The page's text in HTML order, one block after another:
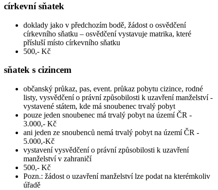
církevní sňatek
doklady jako v předchozím bodě, žádost o osvědčení
církevního sňatku – osvědčení vystavuje matrika, které
přísluší místo církevního sňatku
500,- Kč
sňatek s cizincem
občanský průkaz, pas, event. průkaz pobytu cizince, rodné
listy, vysvědčení o právní způsobilosti k uzavření manželství -
vystavené státem, kde má snoubenec trvalý pobyt
pouze jeden snoubenec má trvalý pobyt na území ČR -
3.000,- Kč
ani jeden ze snoubenců nemá trvalý pobyt na území ČR -
5.000,-Kč
vystavení vysvědčení o právní způsobilosti k uzavření
manželství v zahraničí
500,- Kč
Pozn.: žádost o uzavření manželství lze podat na kterémkoliv
úřadě